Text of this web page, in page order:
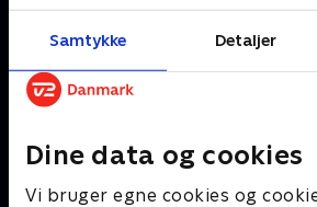
Samtykke Detaljer
Dine data og cookies
Vi bruger egne cookies og
Storbritannien.
Andre så også